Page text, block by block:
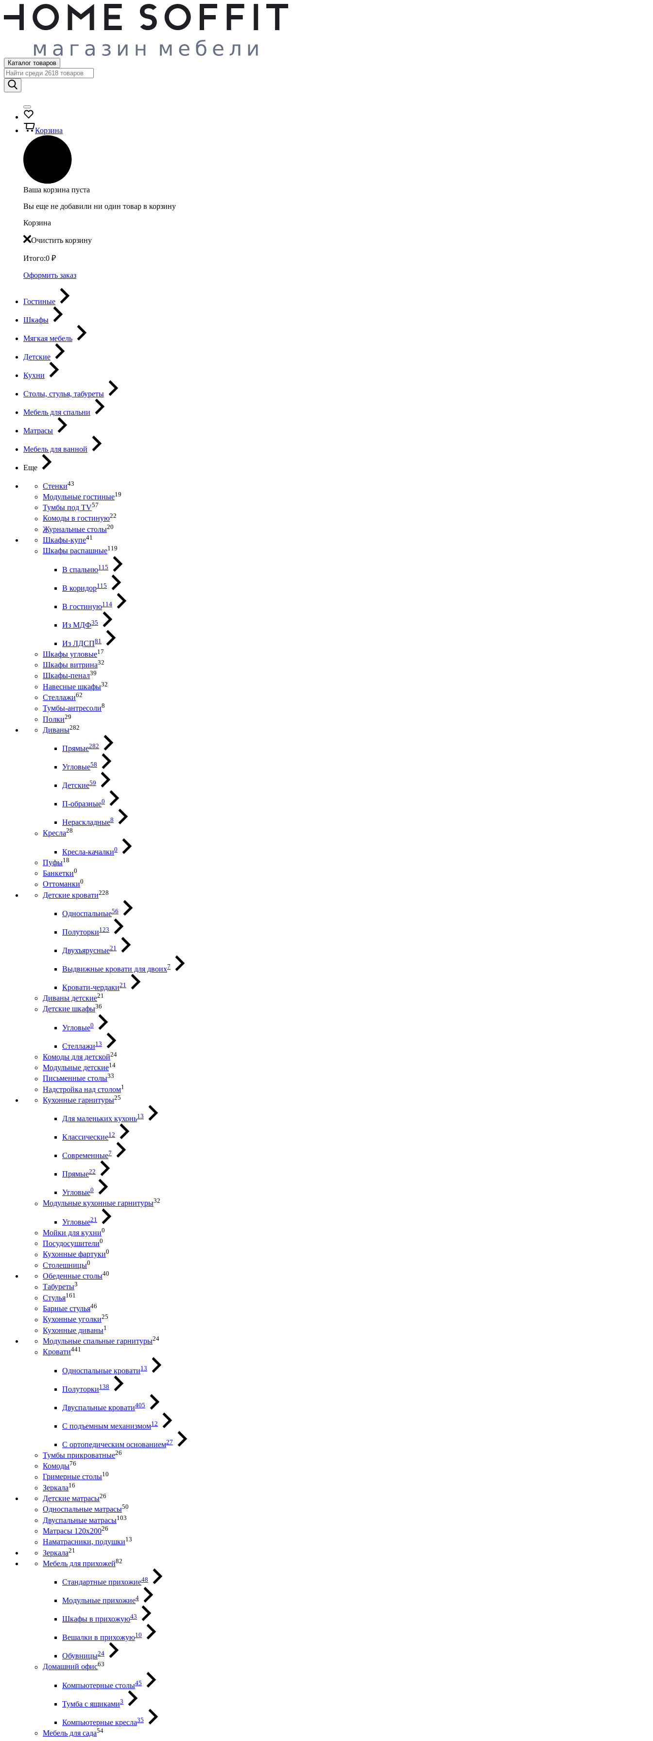
Каталог товаров
Корзина
Ваша корзина пуста
Вы еще не добавили ни один товар в корзину
Корзина
Очистить корзину
Итого:0 ₽
Оформить заказ
Гостиные
Шкафы
Мягкая мебель
Детские
Кухни
Столы, стулья, табуреты
Мебель для спальни
Матрасы
Мебель для ванной
Еще
Стенки43
Модульные гостиные19
Тумбы под ТV57
Комоды в гостиную22
Журнальные столы20
Шкафы-купе41
Шкафы распашные119
В спальню115
В коридор115
В гостиную114
Из МДФ35
Из ЛДСП81
Шкафы угловые17
Шкафы витрина32
Шкафы-пенал39
Навесные шкафы32
Стеллажи62
Тумбы-антресоли8
Полки29
Диваны282
Прямые282
Угловые58
Детские59
П-образные0
Нераскладные8
Кресла28
Кресла-качалки0
Пуфы18
Банкетки0
Оттоманки0
Детские кровати228
Односпальные56
Полуторки123
Двухъярусные21
Выдвижные кровати для двоих7
Кровати-чердаки21
Диваны детские21
Детские шкафы36
Угловые0
Стеллажи13
Комоды для детской24
Модульные детские14
Письменные столы33
Надстройка над столом1
Кухонные гарнитуры25
Для маленьких кухонь13
Классические12
Современные7
Прямые22
Угловые0
Модульные кухонные гарнитуры32
Угловые21
Мойки для кухни0
Посудосушители0
Кухонные фартуки0
Столешницы0
Обеденные столы40
Табуреты3
Стулья161
Барные стулья46
Кухонные уголки25
Кухонные диваны1
Модульные спальные гарнитуры24
Кровати441
Односпальные кровати13
Полуторки138
Двуспальные кровати405
С подъемным механизмом12
С ортопедическим основанием27
Тумбы прикроватные26
Комоды76
Гримерные столы10
Зеркала16
Детские матрасы26
Односпальные матрасы50
Двуспальные матрасы103
Матрасы 120х20026
Наматрасники, подушки13
Зеркала21
Мебель для прихожей82
Стандартные прихожие48
Модульные прихожие4
Шкафы в прихожую43
Вешалки в прихожую10
Обувницы24
Домашний офис63
Компьютерные столы45
Тумба с ящиками3
Компьютерные кресла35
Мебель для сада54